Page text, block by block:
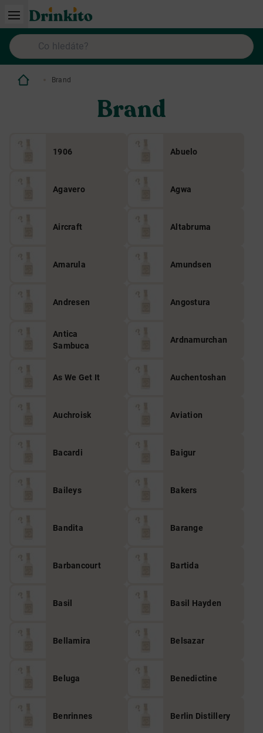
Brand
Brand
1906 Abuelo
Agavero Agwa
Aircraft Altabruma
Amarula Amundsen
Andresen Angostura
Antica
Sambuca
Ardnamurchan
As We Get It Auchentoshan
Auchroisk Aviation
Bacardi Baigur
Baileys Bakers
Bandita Barange
Barbancourt Bartida
Basil Basil Hayden
Bellamira Belsazar
Beluga Benedictine
Benrinnes Berlin Distillery